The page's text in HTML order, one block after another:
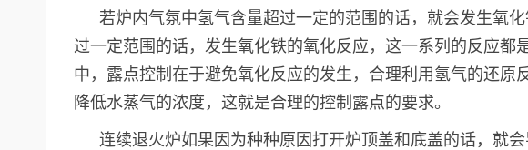
若炉内气氛中氢气含量超过一定的范围的话，就会发生氧
过一定范围的话，发生氧化铁的氧化反应，这一系列的反应都
中，露点控制在于避免氧化反应的发生，合理利用氢气的还原
降低水蒸气的浓度，这就是合理的控制露点的要求。
连续退火炉如果因为种种原因打开炉顶盖和底盖的话，就